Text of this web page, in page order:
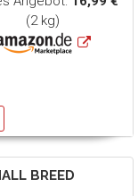
(2 kg)
BREED